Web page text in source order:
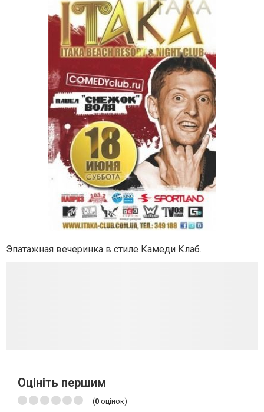
Эпатажная вечеринка в стиле Камеди Клаб.
Оцініть першим
(0 оцінок)